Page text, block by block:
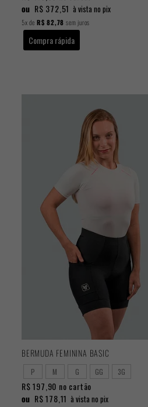
ou R$ 372,51 à vista no pix
5xde R$ 82,78 sem juros
Compra rápida
BERMUDA FEMININA BASIC
P M G GG 3G
R$ 197,90 no cartão
ou R$ 178,11 à vista no pix